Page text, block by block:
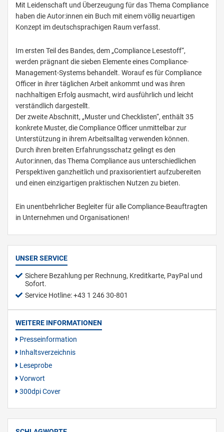
Mit Leidenschaft und Überzeugung für das Thema Compliance
haben die Autor:innen ein Buch mit einem völlig neuartigen
Konzept im deutschsprachigen Raum verfasst.
Im ersten Teil des Bandes, dem „Compliance Lesestoff“,
werden prägnant die sieben Elemente eines Compliance-
Management-Systems behandelt. Worauf es für Compliance
Officer in ihrer täglichen Arbeit ankommt und was ihren
nachhaltigen Erfolg ausmacht, wird ausführlich und leicht
verständlich dargestellt.
Der zweite Abschnitt, „Muster und Checklisten“, enthält 35
konkrete Muster, die Compliance Officer unmittelbar zur
Unterstützung in ihrem Arbeitsalltag verwenden können.
Durch ihren breiten Erfahrungsschatz gelingt es den
Autor:innen, das Thema Compliance aus unterschiedlichen
Perspektiven ganzheitlich und praxisorientiert aufzubereiten
und einen einzigartigen praktischen Nutzen zu bieten.
Ein unentbehrlicher Begleiter für alle Compliance-Beauftragten
in Unternehmen und Organisationen!
UNSER SERVICE
Sichere Bezahlung per Rechnung, Kreditkarte, PayPal und
Sofort.
Service Hotline: +43 1 246 30-801
WEITERE INFORMATIONEN
Presseinformation
Inhaltsverzeichnis
Leseprobe
Vorwort
300dpi Cover